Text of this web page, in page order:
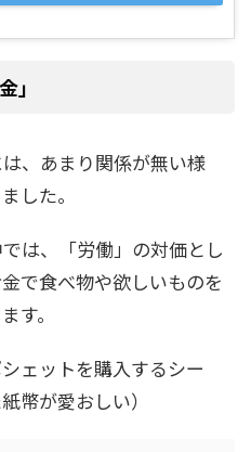
」
、あまり関係が無い様
した。
は、「労働」の対価とし
で食べ物や欲しいものを
す。
ェットを購入するシー
幣が愛おしい）